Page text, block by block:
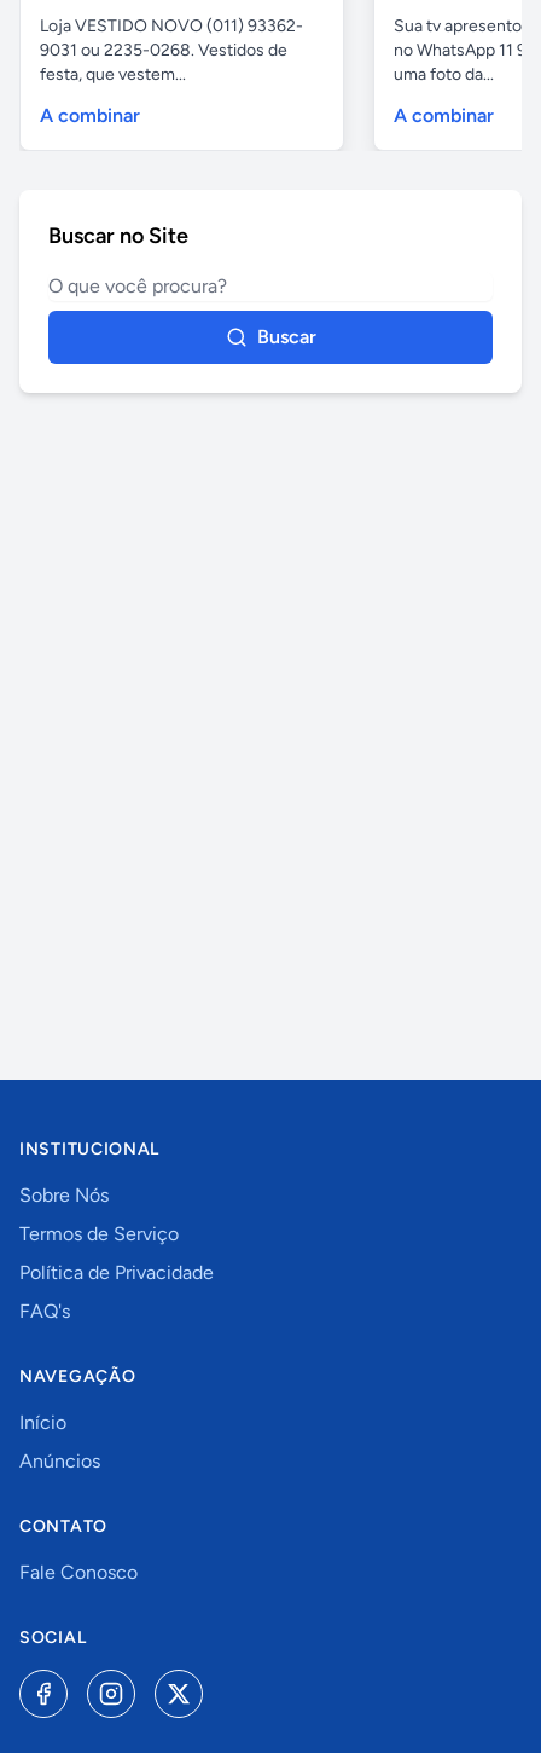
Loja VESTIDO NOVO (011) 93362-
9031 ou 2235-0268. Vestidos de
festa, que vestem...
A combinar
Sua tv apresentou
no WhatsApp 11
uma foto da...
A combinar
Buscar no Site
Buscar
INSTITUCIONAL
Sobre Nós
Termos de Serviço
Política de Privacidade
FAQ's
NAVEGAÇÃO
Início
Anúncios
CONTATO
Fale Conosco
SOCIAL